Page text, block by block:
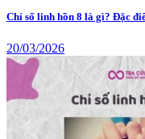
Chỉ số linh hồn 8 là gì? Đặc
20/03/2026